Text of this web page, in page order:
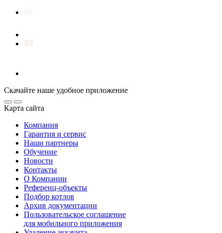
Скачайте наше удобное приложение
Карта сайта
Компания
Гарантия и сервис
Наши партнеры
Обучение
Новости
Контакты
О Компании
Референц-объекты
Подбор котлов
Архив документации
Пользовательское соглашение
для мобильного приложения